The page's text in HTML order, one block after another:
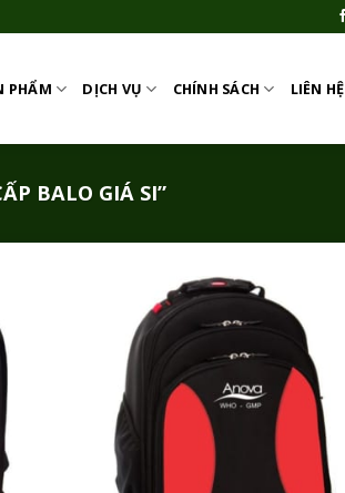
PHẨM DỊCH VỤ CHÍNH SÁCH LIÊN HỆ
BALO GIÁ SI”
Add to
Add to
Wishlist